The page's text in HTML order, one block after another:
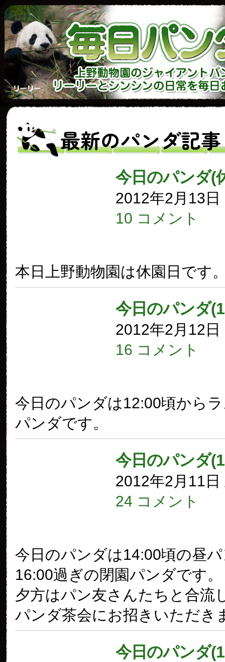
最新のパンダ記事
今日のパンダ(
2012年2月13日
10 コメント
本日上野動物園は休園日です
今日のパンダ
2012年2月12日
16 コメント
今日のパンダは12:00頃から
パンダです。
今日のパンダ
2012年2月11日
24 コメント
今日のパンダは14:00頃の昼
16:00過ぎの閉園パンダです。
夕方はパン友さんたちと合流
パンダ茶会にお招きいただき
今日のパンダ